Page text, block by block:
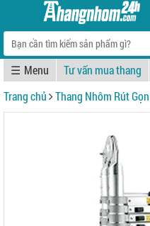
☰ Tư vấn mua thang
Trang chủ
Thang Nhôm Rút Gọn